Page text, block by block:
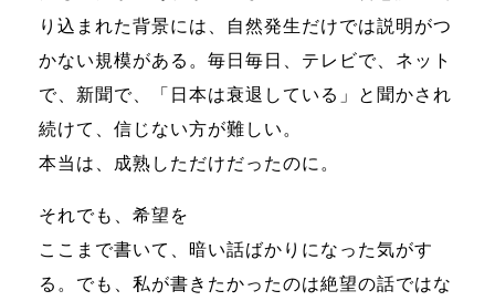
り込まれた背景には、自然発生だけでは説明がつ
かない規模がある。毎日毎日、テレビで、ネット
で、新聞で、「日本は衰退している」と聞かされ
続けて、信じない方が難しい。
本当は、成熟しただけだったのに。
それでも、希望を
ここまで書いて、暗い話ばかりになった気がす
る。でも、私が書きたかったのは絶望の話ではな